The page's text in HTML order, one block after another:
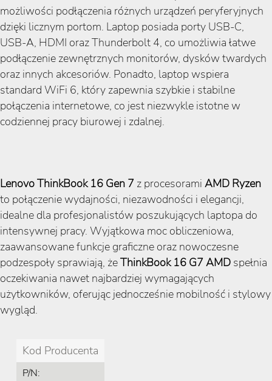
możliwości podłączenia różnych urządzeń peryferyjnych
dzięki licznym portom. Laptop posiada porty USB-C,
USB-A, HDMI oraz Thunderbolt 4, co umożliwia łatwe
podłączenie zewnętrznych monitorów, dysków twardych
oraz innych akcesoriów. Ponadto, laptop wspiera
standard WiFi 6, który zapewnia szybkie i stabilne
połączenia internetowe, co jest niezwykle istotne w
codziennej pracy biurowej i zdalnej.
Lenovo ThinkBook 16 Gen 7 z procesorami AMD Ryzen
to połączenie wydajności, niezawodności i elegancji,
idealne dla profesjonalistów poszukujących laptopa do
intensywnej pracy. Wyjątkowa moc obliczeniowa,
zaawansowane funkcje graficzne oraz nowoczesne
podzespoły sprawiają, żeThinkBook 16 G7 AMD spełnia
oczekiwania nawet najbardziej wymagających
użytkowników, oferując jednocześnie mobilność i stylowy
wygląd.
Kod Producenta
P/N: